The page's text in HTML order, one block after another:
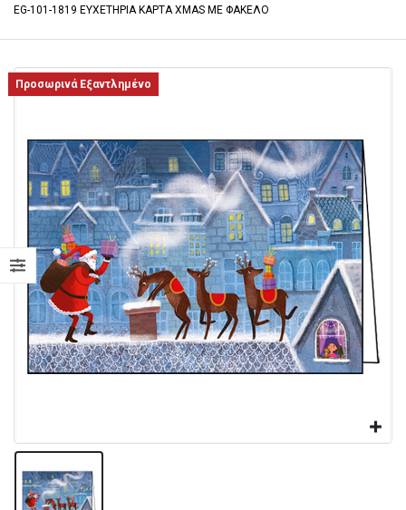
EG-101-1819 ΕΥΧΕΤΗΡΙΑ ΚΑΡΤΑ XMAS ΜΕ ΦΑΚΕΛΟ
Προσωρινά Εξαντλημένο